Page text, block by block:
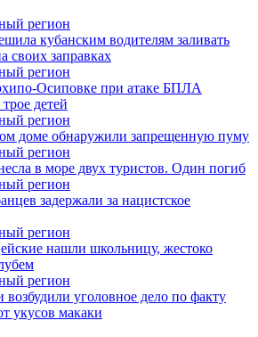
регион
кубанским водителям заливать
своих заправках
регион
Осиповке при атаке БПЛА
детей
регион
доме обнаружили запрещенную пуму
регион
в море двух туристов. Один погиб
регион
задержали за нацистское
регион
нашли школьницу, жестоко
регион
уголовное дело по факту
укусов макаки